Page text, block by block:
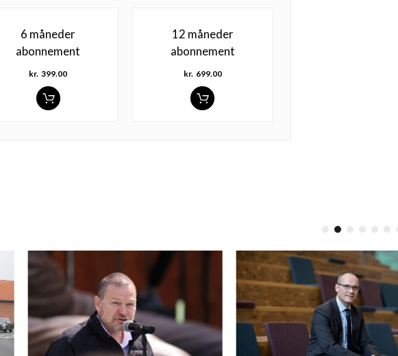
6 måneder
abonnement
kr. 399.00
12 måneder
abonnement
kr. 699.00